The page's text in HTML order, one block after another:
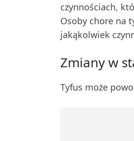
czynnościach,
Osoby chore na
jakąkolwiek
Zmiany w
Tyfus może